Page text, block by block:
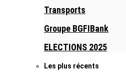
Transports
Groupe BGFIBank
ELECTIONS 2025
Les plus récents